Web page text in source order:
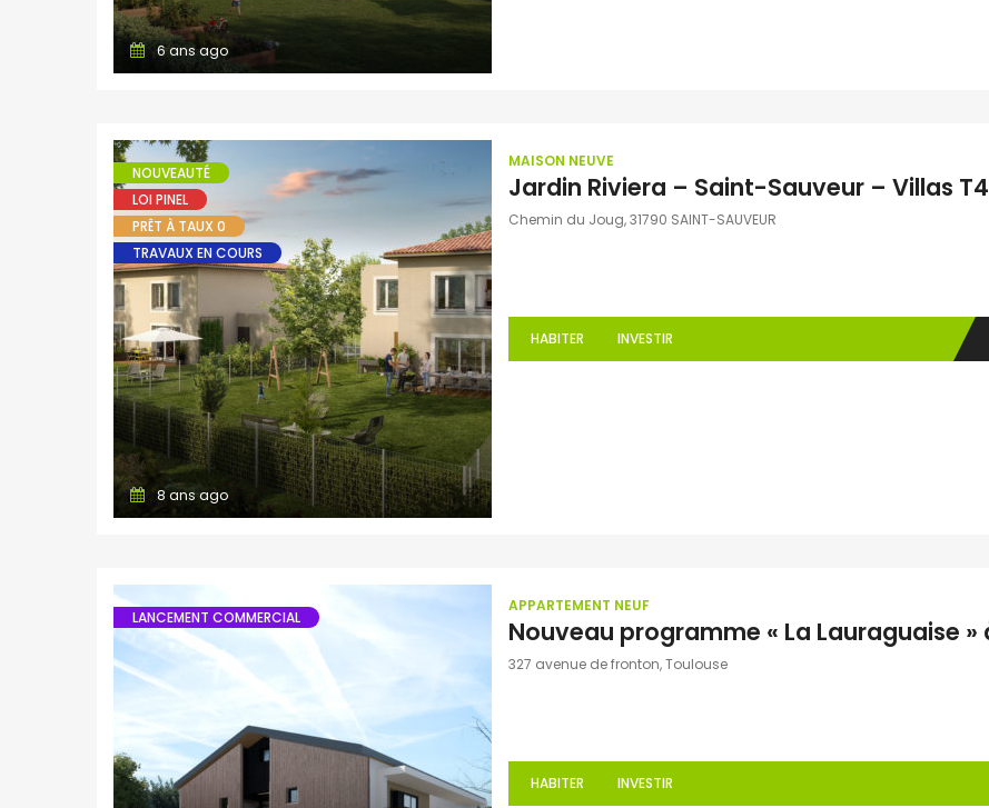
6 ans ago
NOUVEAUTÉ
LOI PINEL
PRÊT À TAUX 0
TRAVAUX EN COURS
8 ans ago
MAISON NEUVE
Jardin Riviera – Saint-Sauveur – Villas
Chemin du Joug, 31790 SAINT-SAUVEUR
HABITER INVESTIR
LANCEMENT COMMERCIAL
APPARTEMENT NEUF
Nouveau programme « La Lauraguaise »
327 avenue de fronton, Toulouse
HABITER INVESTIR